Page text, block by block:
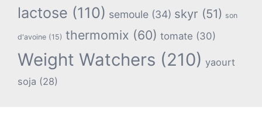
lactose (110) semoule (34) skyr (51) son
d'avoine (15) thermomix (60) tomate (30)
Weight Watchers (210) yaourt
soja (28)